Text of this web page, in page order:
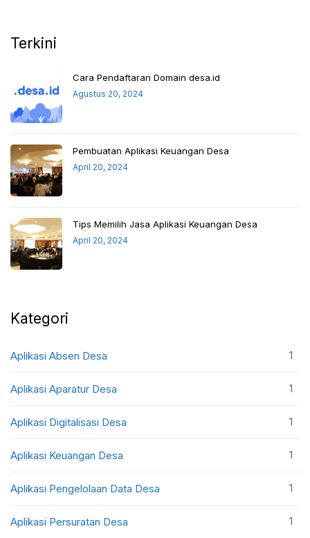
Terkini
Cara Pendaftaran Domain desa.id
Agustus 20, 2024
Pembuatan Aplikasi Keuangan Desa
April 20, 2024
Tips Memilih Jasa Aplikasi Keuangan Desa
April 20, 2024
Kategori
Aplikasi Absen Desa 1
Aplikasi Aparatur Desa 1
Aplikasi Digitalisasi Desa 1
Aplikasi Keuangan Desa 1
Aplikasi Pengelolaan Data Desa 1
Aplikasi Persuratan Desa 1